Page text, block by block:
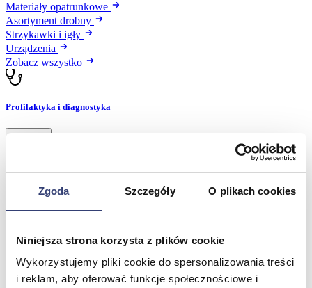
Zgoda Szczegóły O plikach cookies
Niniejsza strona korzysta z plików cookie
Wykorzystujemy pliki cookie do spersonalizowania treści
i reklam, aby oferować funkcje społecznościowe i
Materiały opatrunkowe
Asortyment drobny
Strzykawki i igły
Urządzenia
Zobacz wszystko
Profilaktyka i diagnostyka
Instrumenty diagnostyczne
Artykuły Przeciwodleżynowe
Termometry
Zobacz wszystko